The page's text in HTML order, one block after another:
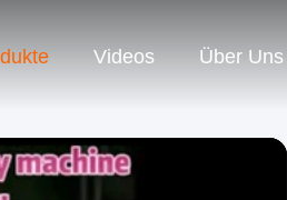
Videos Über Uns